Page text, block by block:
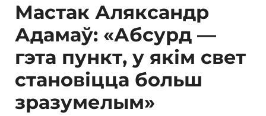
Мастак Аляксандр
Адамаў: «Абсурд —
гэта пункт, у якім свет
становіцца больш
зразумелым»